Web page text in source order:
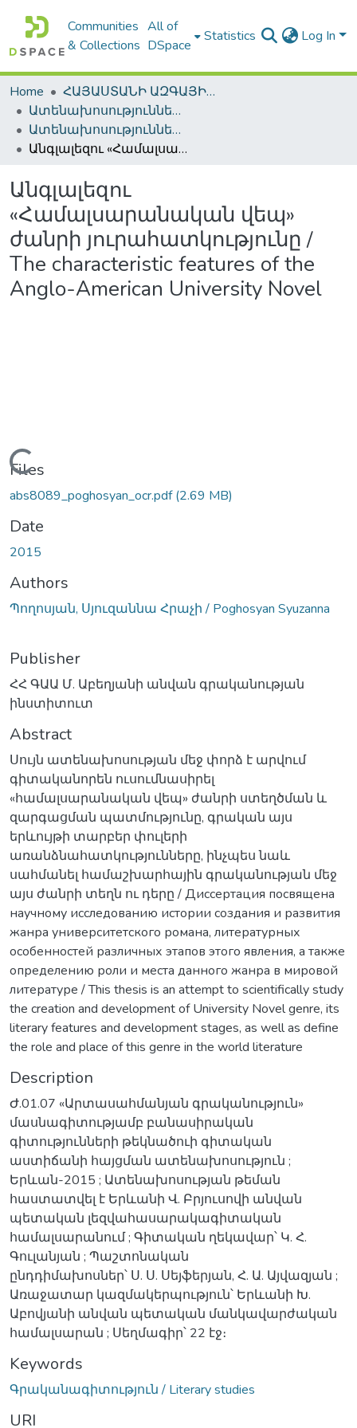
Communities
& Collections
All of
DSpace
Statistics Log In
Home
ՀԱՅԱՍՏԱՆԻ ԱԶԳԱՅԻՆ ԳՐԱԴԱՐԱՆԻ ԹՎԱՅԻՆ ՊԱՀՈՑ / DIGITAL REPOSITORY OF NLA
Ատենախոսություններ և սեղմագրեր / Theses & Abstracts
Ատենախոսություններ և սեղմագրեր / Theses & Abstracts
Անգլալեզու «Համալսարանական վեպ» ժանրի յուրահատկությունը / The characteristic features of the Anglo-American University Novel
Անգլալեզու
«Համալսարանական վեպ»
ժանրի յուրահատկությունը /
The characteristic features of the
Anglo-American University Novel
Loading...
Files
abs8089_poghosyan_ocr.pdf(2.69 MB)
Date
2015
Authors
Պողոսյան, Սյուզաննա Հրաչի / Poghosyan Syuzanna
Publisher
ՀՀ ԳԱԱ Մ. Աբեղյանի անվան գրականության
ինստիտուտ
Abstract
Սույն ատենախոսության մեջ փորձ է արվում
գիտականորեն ուսումնասիրել
«համալսարանական վեպ» ժանրի ստեղծման և
զարգացման պատմությունը, գրական այս
երևույթի տարբեր փուլերի
առանձնահատկությունները, ինչպես նաև
սահմանել համաշխարհային գրականության մեջ
այս ժանրի տեղն ու դերը / Диссертация посвящена
научному исследованию истории создания и развития
жанра университетского романа, литературных
особенностей различных этапов этого явления, а также
определению роли и места данного жанра в мировой
литературе / This thesis is an attempt to scientifically study
the creation and development of University Novel genre, its
literary features and development stages, as well as define
the role and place of this genre in the world literature
Description
Ժ.01.07 «Արտասահմանյան գրականություն»
մասնագիտությամբ բանասիրական
գիտությունների թեկնածուի գիտական
աստիճանի հայցման ատենախոսություն ;
Երևան-2015 ; Ատենախոսության թեման
հաստատվել է Երևանի Վ. Բրյուսովի անվան
պետական լեզվահասարակագիտական
համալսարանում ; Գիտական ղեկավար՝ Կ. Հ.
Գուլանյան ; Պաշտոնական
ընդդիմախոսներ՝ Ս. Ս. Սեյֆերյան, Հ. Ա. Այվազյան ;
Առաջատար կազմակերպություն՝ Երևանի Խ.
Աբովյանի անվան պետական մանկավարժական
համալսարան ; Սեղմագիր՝ 22 էջ։
Keywords
Գրականագիտություն / Literary studies
URI